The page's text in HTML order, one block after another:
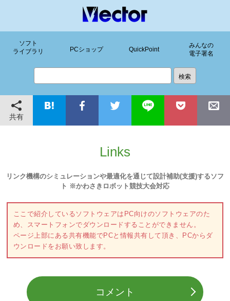
ソフト
ライブラリ
PCショップ QuickPoint
みんなの
電子署名
共有
Links
リンク機構のシミュレーションや最適化を通じて設計補助(支援)するソフ
ト ※かわさきロボット競技大会対応
ここで紹介しているソフトウェアはPC向けのソフトウェアのた
め、スマートフォンでダウンロードすることができません。
ページ上部にある共有機能でPCと情報共有して頂き、PCからダ
ウンロードをお願い致します。
コメント